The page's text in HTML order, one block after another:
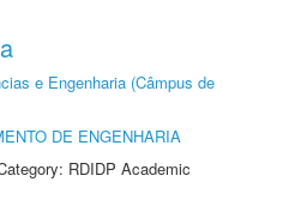
e Engenharia (Câmpus de
DE ENGENHARIA
RDIDP Academic